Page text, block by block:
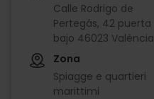
Calle Rodrigo de
Pertegás, 42 puerta
bajo 46023 València
Zona
Spiagge e quartieri
marittimi